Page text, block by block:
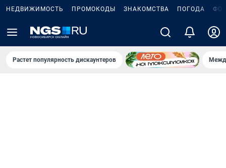
НЕДВИЖИМОСТЬ ПРОМОКОДЫ ЗНАКОМСТВА ПОГОДА
Растет популярность дискаунтеров